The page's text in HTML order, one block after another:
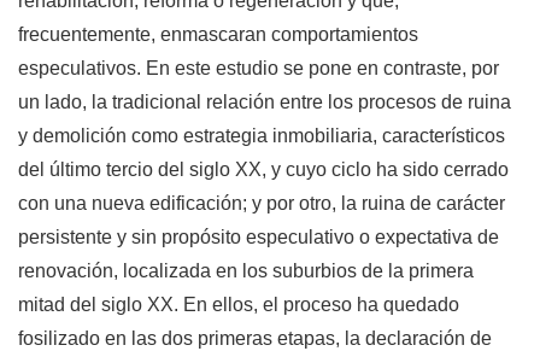
frecuentemente, enmascaran comportamientos
especulativos. En este estudio se pone en contraste, por
un lado, la tradicional relación entre los procesos de ruina
y demolición como estrategia inmobiliaria, característicos
del último tercio del siglo XX, y cuyo ciclo ha sido cerrado
con una nueva edificación; y por otro, la ruina de carácter
persistente y sin propósito especulativo o expectativa de
renovación, localizada en los suburbios de la primera
mitad del siglo XX. En ellos, el proceso ha quedado
fosilizado en las dos primeras etapas, la declaración de